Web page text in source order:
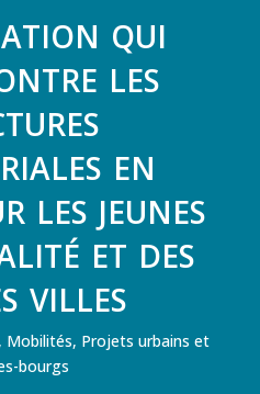
qui
les
en
les jeunes
et des
villes
Mobilités, Projets urbains et
bourgs